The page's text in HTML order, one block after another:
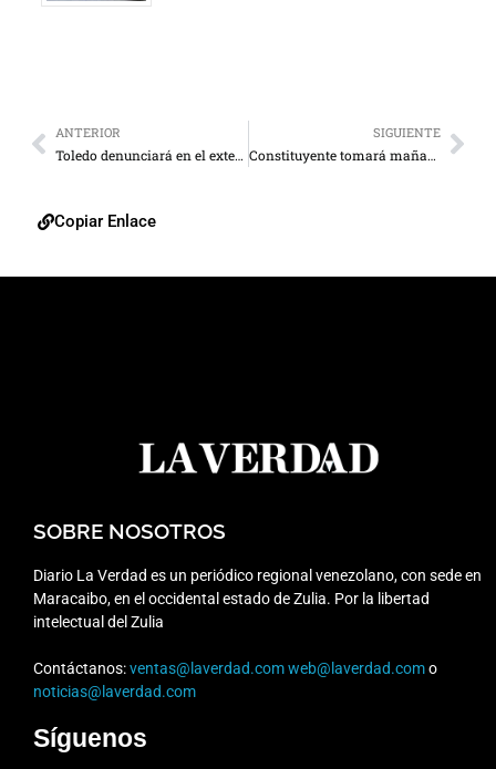
ANTERIOR
Toledo denunciará en el exterior a “verdugos” del Zulia
SIGUIENTE
Constituyente tomará mañana la sede del parlamento
Copiar Enlace
SOBRE NOSOTROS
Diario La Verdad es un periódico regional venezolano, con sede en
Maracaibo, en el occidental estado de Zulia. Por la libertad
intelectual del Zulia
Contáctanos:ventas@laverdad.comweb@laverdad.como
noticias@laverdad.com
Síguenos